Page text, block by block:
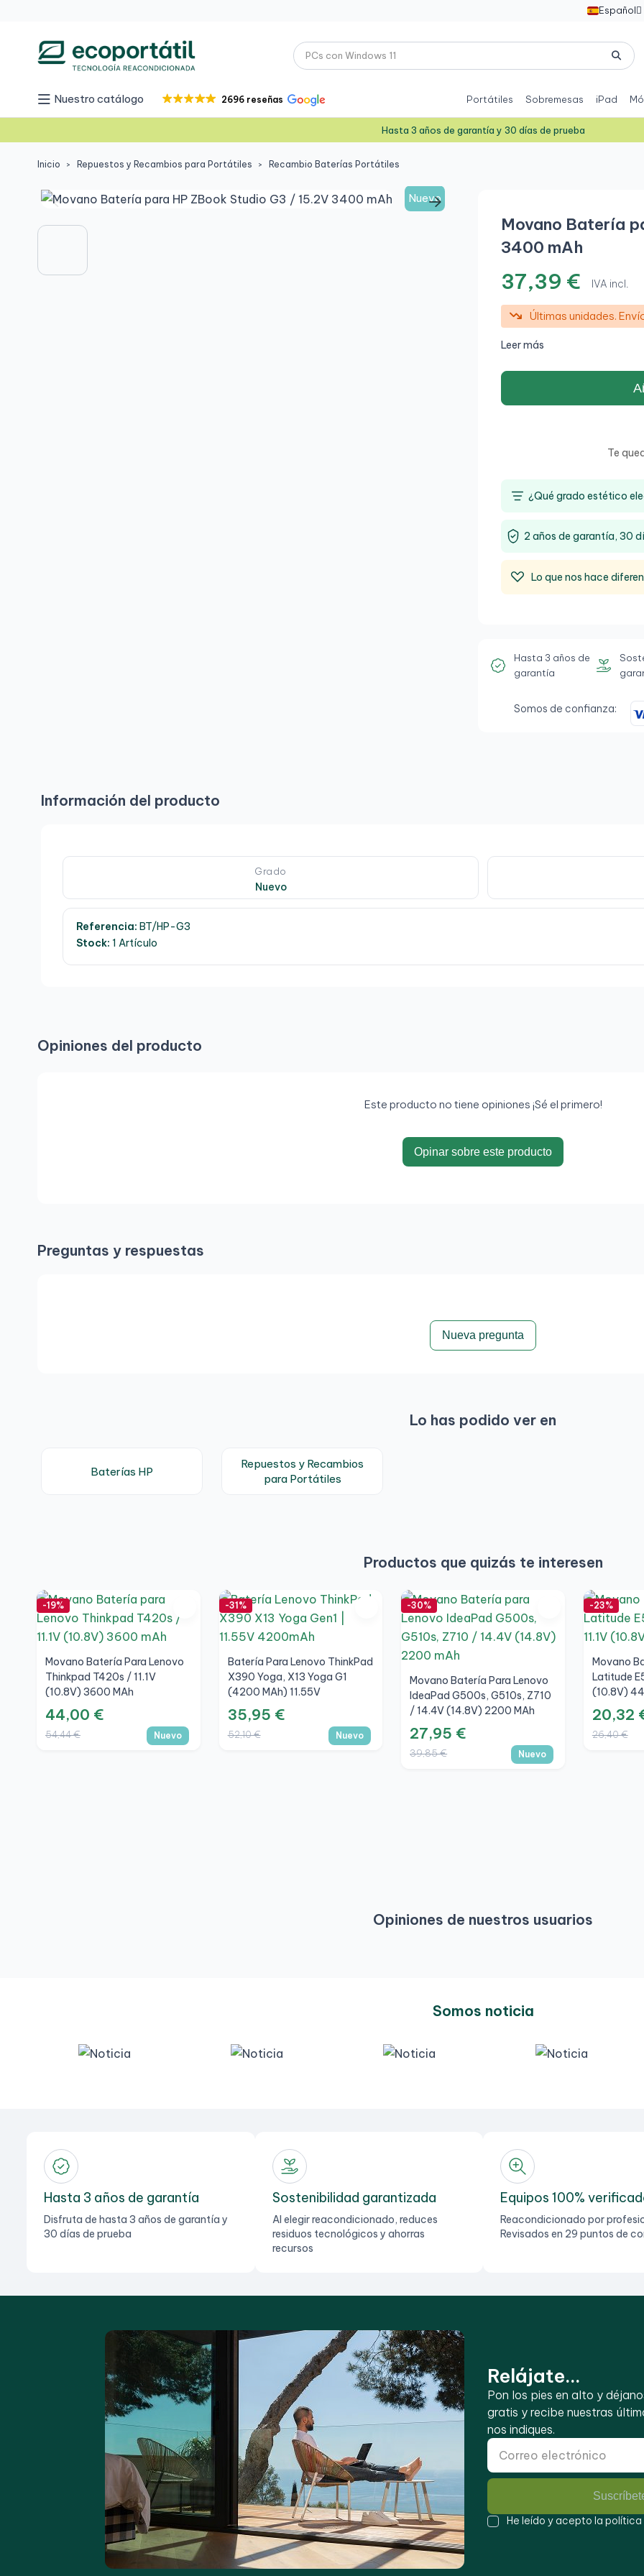
Español 
Nuestro catálogo 2696 reseñas Portátiles Sobremesas iPad
Hasta 3 años de garantía y 30 días de prueba
Inicio Repuestos y Recambios para Portátiles Recambio Baterías Portátiles
Nuevo
Movano Batería
3400 mAh
37,39 € IVA incl.
Últimas unidades.
Leer más
Te
¿Qué grado estético
2 años de garantía, 30
Lo que nos hace
Hasta 3 años de
garantía
Somos de confianza:
Información del producto
Grado
Nuevo
Referencia: BT/HP-G3
Stock: 1 Artículo
Opiniones del producto
Este producto no tiene opiniones ¡Sé el primero!
Opinar sobre este producto
Preguntas y respuestas
Nueva pregunta
Lo has podido ver en
Baterías HP
Repuestos y Recambios
para Portátiles
Productos que quizás te interesen
-19%
Movano Batería Para Lenovo
Thinkpad T420s / 11.1V
(10.8V) 3600 MAh
44,00 €
54,44 € Nuevo
-31%
Batería Para Lenovo ThinkPad
X390 Yoga, X13 Yoga G1
(4200 MAh) 11.55V
35,95 €
52,10 € Nuevo
-30%
Movano Batería Para Lenovo
IdeaPad G500s, G510s, Z710
/ 14.4V (14.8V) 2200 MAh
27,95 €
39,85 € Nuevo
-23%
Movano
Latitude
(10.8V)
20,32
26,40 €
Opiniones de nuestros usuarios
Somos noticia
Hasta 3 años de garantía
Disfruta de hasta 3 años de garantía y
30 días de prueba
Sostenibilidad garantizada
Al elegir reacondicionado, reduces
residuos tecnológicos y ahorras
recursos
Equipos 100%
Reacondicionado por
Revisados en 29 puntos de
Relájate...
Pon los pies en alto y
gratis y recibe nuestras
nos indiques.
He leído y acepto la política